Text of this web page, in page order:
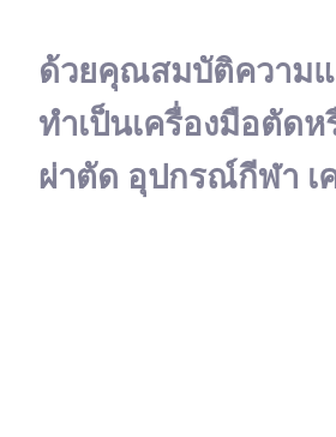
ด้วยคุณสมบัติความแ
ทำเป็นเครื่องมือตัดห
ผ่าตัด อุปกรณ์กีฬา เ